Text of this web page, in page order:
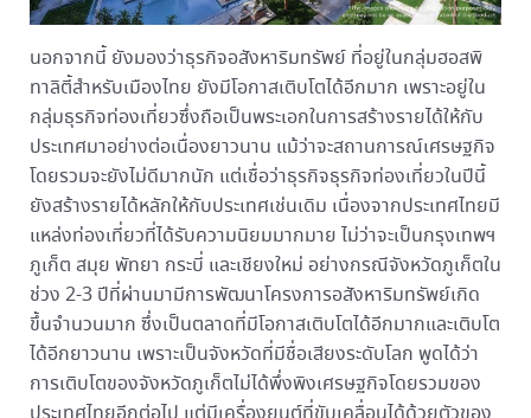
นอกจากนี้ ยังมองว่าธุรกิจอสังหาริมทรัพย์ ที่อยู่ในกลุ่มฮอสพิ
ทาลิตี้สำหรับเมืองไทย ยังมีโอกาสเติบโตได้อีกมาก เพราะอยู่ใน
กลุ่มธุรกิจท่องเที่ยวซึ่งถือเป็นพระเอกในการสร้างรายได้ให้กับ
ประเทศมาอย่างต่อเนื่องยาวนาน แม้ว่าจะสถานการณ์เศรษฐกิจ
โดยรวมจะยังไม่ดีมากนัก แต่เชื่อว่าธุรกิจธุรกิจท่องเที่ยวในปีนี้
ยังสร้างรายได้หลักให้กับประเทศเช่นเดิม เนื่องจากประเทศไทยมี
แหล่งท่องเที่ยวที่ได้รับความนิยมมากมาย ไม่ว่าจะเป็นกรุงเทพฯ
ภูเก็ต สมุย พัทยา กระบี่ และเชียงใหม่ อย่างกรณีจังหวัดภูเก็ตใน
ช่วง 2-3 ปีที่ผ่านมามีการพัฒนาโครงการอสังหาริมทรัพย์เกิด
ขึ้นจำนวนมาก ซึ่งเป็นตลาดที่มีโอกาสเติบโตได้อีกมากและเติบโต
ได้อีกยาวนาน เพราะเป็นจังหวัดที่มีชื่อเสียงระดับโลก พูดได้ว่า
การเติบโตของจังหวัดภูเก็ตไม่ได้พึ่งพิงเศรษฐกิจโดยรวมของ